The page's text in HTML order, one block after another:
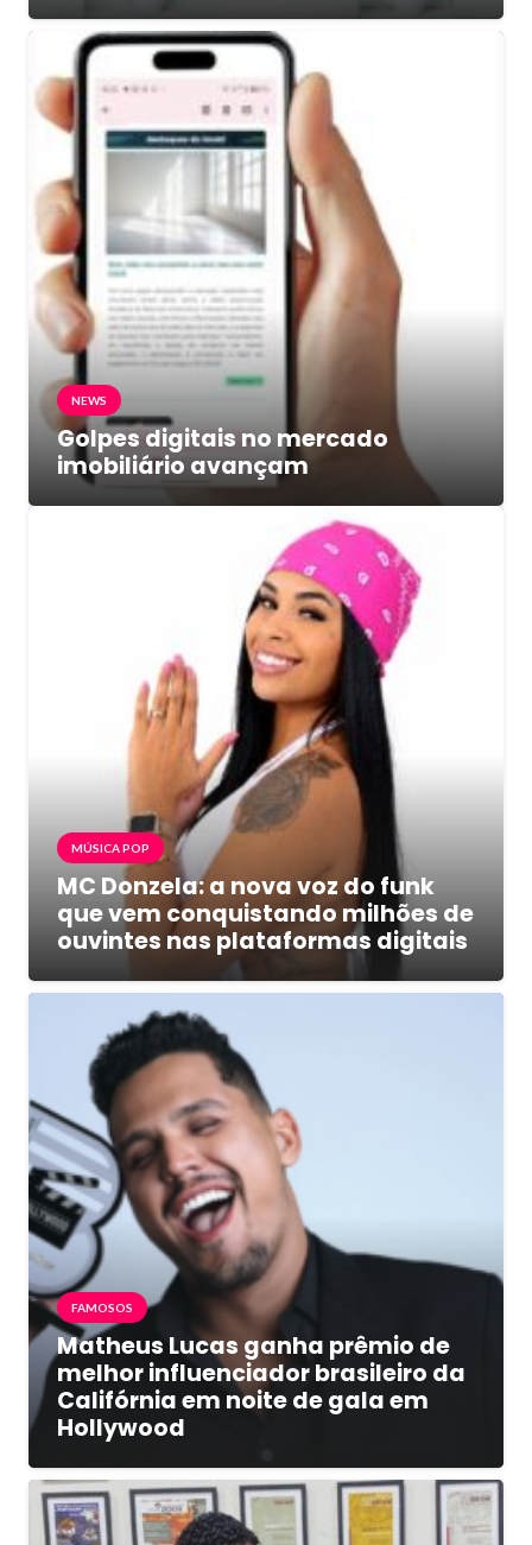
NEWS
Golpes digitais no mercado
imobiliário avançam
MÚSICA POP
MC Donzela: a nova voz do funk
que vem conquistando milhões de
ouvintes nas plataformas digitais
FAMOSOS
Matheus Lucas ganha prêmio de
melhor influenciador brasileiro da
Califórnia em noite de gala em
Hollywood